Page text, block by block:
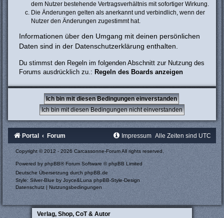
dem Nutzer bestehende Vertragsverhältnis mit sofortiger Wirkung.
Die Änderungen gelten als anerkannt und verbindlich, wenn der
Nutzer den Änderungen zugestimmt hat.
Informationen über den Umgang mit deinen persönlichen
Daten sind in der Datenschutzerklärung enthalten.
Du stimmst den Regeln im folgenden Abschnitt zur Nutzung des
Forums ausdrücklich zu.: Regeln des Boards anzeigen
Portal Forum Alle Zeiten sind UTC
Impressum
Copyright © 2012 - 2026 Carcassonne-Forum All rights reserved.
Powered byphpBB® Forum Software © phpBB Limited
Deutsche Übersetzung durch phpBB.de
Style: Silver-Blue by Joyce&LunaphpBB-Style-Design
Datenschutz |Nutzungsbedingungen
Verlag, Shop, CoT & Autor